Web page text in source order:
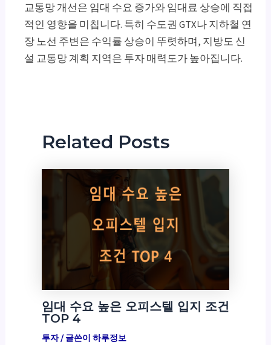
교통망 개선은 임대 수요 증가와 임대료 상승에 직접
적인 영향을 미칩니다. 특히 수도권 GTX나 지하철 연
장 노선 주변은 수익률 상승이 뚜렷하며, 지방도 신
설 교통망 계획 지역은 투자 매력도가 높아집니다.
Related Posts
임대 수요 높은 오피스텔 입지 조건
TOP 4
투자/ 글쓴이 하루정보